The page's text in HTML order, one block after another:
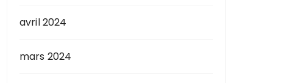
avril 2024
mars 2024